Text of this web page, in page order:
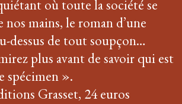
où toute la société se
nos mains, le roman d’une
dessus de tout soupçon…
plus avant de savoir qui est
spécimen ».
Grasset, 24 euros